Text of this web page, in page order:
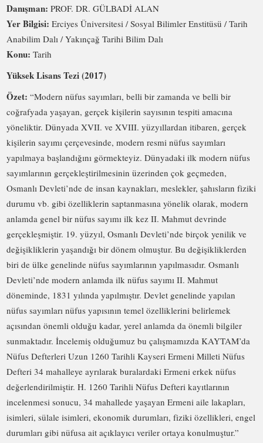
Danışman: PROF. DR. GÜLBADİ ALAN
Yer Bilgisi: Erciyes Üniversitesi / Sosyal Bilimler Enstitüsü / Tarih
Anabilim Dalı / Yakınçağ Tarihi Bilim Dalı
Konu: Tarih
Yüksek Lisans Tezi (2017)
Özet: “Modern nüfus sayımları, belli bir zamanda ve belli bir
coğrafyada yaşayan, gerçek kişilerin sayısının tespiti amacına
yöneliktir. Dünyada XVII. ve XVIII. yüzyıllardan itibaren, gerçek
kişilerin sayımı çerçevesinde, modern resmi nüfus sayımları
yapılmaya başlandığını görmekteyiz. Dünyadaki ilk modern nüfus
sayımlarının gerçekleştirilmesinin üzerinden çok geçmeden,
Osmanlı Devleti’nde de insan kaynakları, meslekler, şahısların fiziki
durumu vb. gibi özelliklerin saptanmasına yönelik olarak, modern
anlamda genel bir nüfus sayımı ilk kez II. Mahmut devrinde
gerçekleşmiştir. 19. yüzyıl, Osmanlı Devleti’nde birçok yenilik ve
değişikliklerin yaşandığı bir dönem olmuştur. Bu değişikliklerden
biri de ülke genelinde nüfus sayımlarının yapılmasıdır. Osmanlı
Devleti’nde modern anlamda ilk nüfus sayımı II. Mahmut
döneminde, 1831 yılında yapılmıştır. Devlet genelinde yapılan
nüfus sayımları nüfus yapısının temel özelliklerini belirlemek
açısından önemli olduğu kadar, yerel anlamda da önemli bilgiler
sunmaktadır. İncelemiş olduğumuz bu çalışmamızda KAYTAM’da
Nüfus Defterleri Uzun 1260 Tarihli Kayseri Ermeni Milleti Nüfus
Defteri 34 mahalleye ayrılarak buralardaki Ermeni erkek nüfus
değerlendirilmiştir. H. 1260 Tarihli Nüfus Defteri kayıtlarının
incelenmesi sonucu, 34 mahallede yaşayan Ermeni aile lakapları,
isimleri, sülale isimleri, ekonomik durumları, fiziki özellikleri, engel
durumları gibi nüfusa ait açıklayıcı veriler ortaya konulmuştur.”